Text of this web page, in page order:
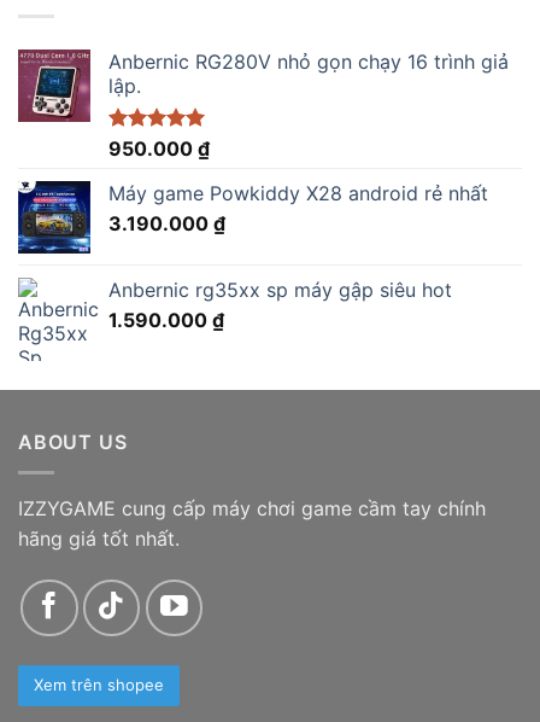
Anbernic RG280V nhỏ gọn chạy 16 trình giả
lập.
Được xếp
5 sao
950.000 ₫
Máy game Powkiddy X28 android rẻ nhất
3.190.000 ₫
Anbernic rg35xx sp máy gập siêu hot
1.590.000 ₫
ABOUT US
IZZYGAME cung cấp máy chơi game cầm tay chính
hãng giá tốt nhất.
Xem trên shopee